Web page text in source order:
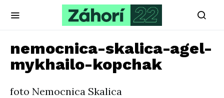
nemocnica-skalica-agel-
mykhailo-kopchak
foto Nemocnica Skalica